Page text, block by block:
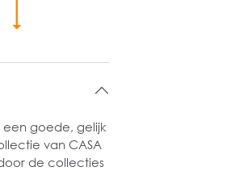
goede, gelijk
van CASA
de collecties